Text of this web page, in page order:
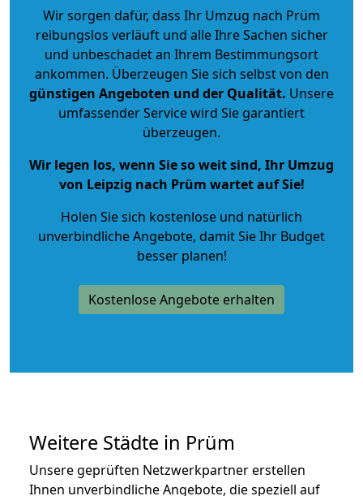
Wir sorgen dafür, dass Ihr Umzug nach Prüm
reibungslos verläuft und alle Ihre Sachen sicher
und unbeschadet an Ihrem Bestimmungsort
ankommen. Überzeugen Sie sich selbst von den
günstigen Angeboten und der Qualität. Unsere
umfassender Service wird Sie garantiert
überzeugen.
Wir legen los, wenn Sie so weit sind, Ihr Umzug
von Leipzig nach Prüm wartet auf Sie!
Holen Sie sich kostenlose und natürlich
unverbindliche Angebote, damit Sie Ihr Budget
besser planen!
Kostenlose Angebote erhalten
Weitere Städte in Prüm
Unsere geprüften Netzwerkpartner erstellen
Ihnen unverbindliche Angebote, die speziell auf